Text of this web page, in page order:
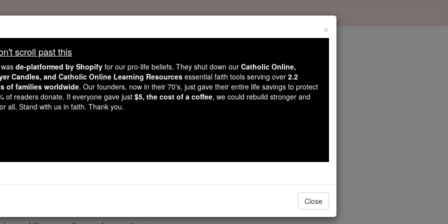
Daily Reading for Thursday, October ...
of the Rosary
Les Proverbes - Chapitre 23
à la table d'un grand homme, prendre bonne note de ce que vous avez devant vous ;
×
scroll past this
de-platformed by Shopify for our pro-life beliefs. They shut down our Catholic Online,
Candles, and Catholic Online Learning Resources essential faith tools serving over 2.2
of families worldwide. Our founders, now in their 70's, just gave their entire life savings to protect
of readers donate. If everyone gave just $5, the cost of a coffee, we could rebuild stronger and
all. Stand with us in faith. Thank you.
Close